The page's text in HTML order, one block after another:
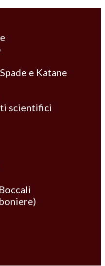
e Katane
scientifici